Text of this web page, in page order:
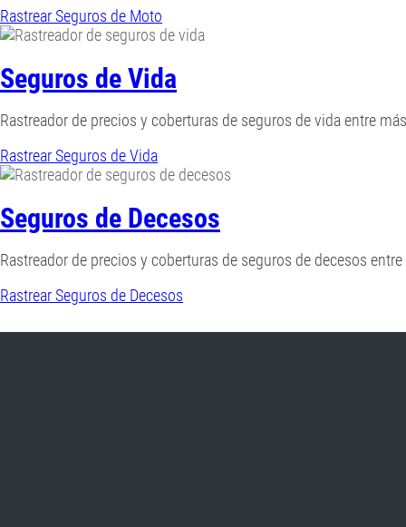
Rastrear Seguros de Moto
Seguros de Vida
Rastreador de precios y coberturas de seguros de vida entre
Rastrear Seguros de Vida
Seguros de Decesos
Rastreador de precios y coberturas de seguros de decesos
Rastrear Seguros de Decesos